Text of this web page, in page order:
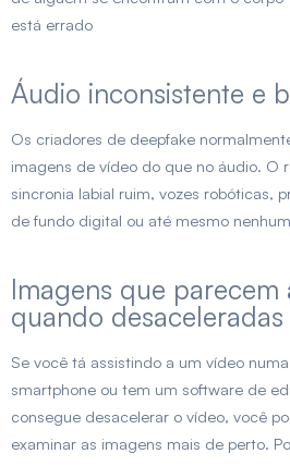
está errado
Áudio inconsistente e
Os criadores de deepfake
imagens de vídeo do que no áudio. O
sincronia labial ruim, vozes robóticas,
de fundo digital ou até mesmo
Imagens que parecem
quando desaceleradas
Se você tá assistindo a um vídeo
smartphone ou tem um software de
consegue desacelerar o vídeo, você
examinar as imagens mais de perto.